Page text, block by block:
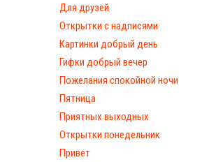
Для друзей
Открытки с надписями
Картинки добрый день
Гифки добрый вечер
Пожелания спокойной ночи
Пятница
Приятных выходных
Открытки понедельник
Привет